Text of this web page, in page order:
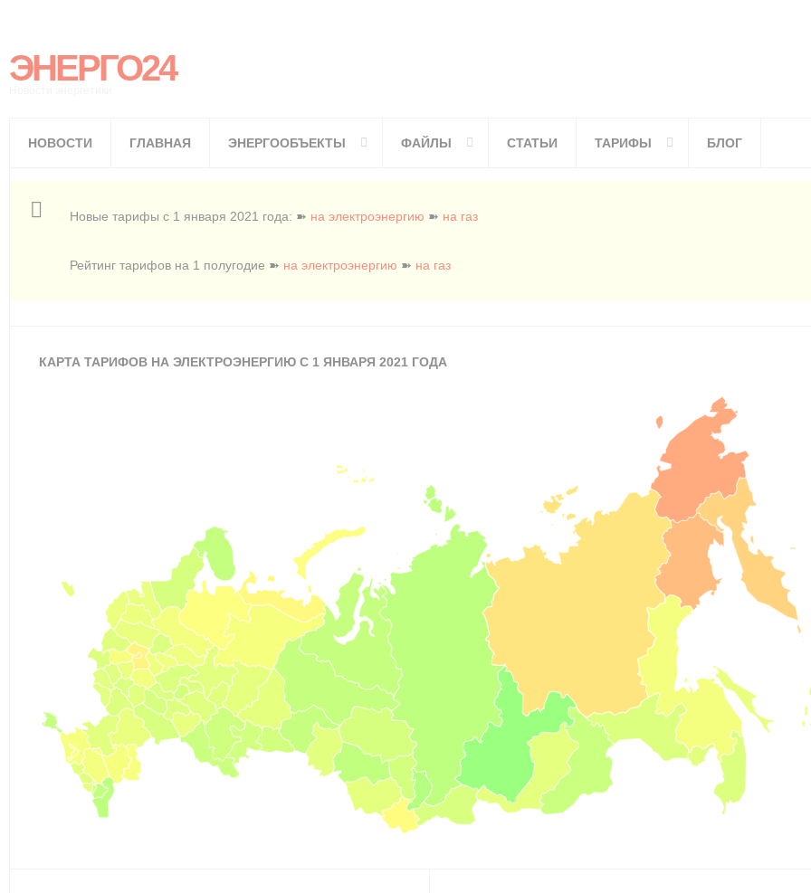
ЭНЕРГО24
НОВОСТИ ГЛАВНАЯ ЭНЕРГООБЪЕКТЫ ФАЙЛЫ СТАТЬИ ТАРИФЫ БЛОГ
Новые тарифы с 1 января 2021 года: ➽ на электроэнергию ➽ на газ
Рейтинг тарифов на 1 полугодие ➽ на электроэнергию ➽ на газ
КАРТА ТАРИФОВ НА ЭЛЕКТРОЭНЕРГИЮ С 1 ЯНВАРЯ 2021 ГОДА